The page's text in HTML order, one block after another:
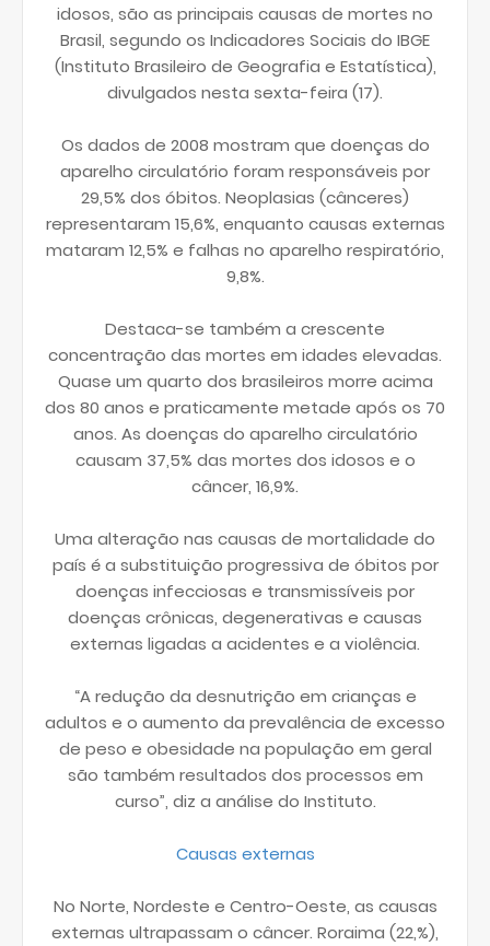
idosos, são as principais causas de mortes no
Brasil, segundo os Indicadores Sociais do IBGE
(Instituto Brasileiro de Geografia e Estatística),
divulgados nesta sexta-feira (17).
Os dados de 2008 mostram que doenças do
aparelho circulatório foram responsáveis por
29,5% dos óbitos. Neoplasias (cânceres)
representaram 15,6%, enquanto causas externas
mataram 12,5% e falhas no aparelho respiratório,
9,8%.
Destaca-se também a crescente
concentração das mortes em idades elevadas.
Quase um quarto dos brasileiros morre acima
dos 80 anos e praticamente metade após os 70
anos. As doenças do aparelho circulatório
causam 37,5% das mortes dos idosos e o
câncer, 16,9%.
Uma alteração nas causas de mortalidade do
país é a substituição progressiva de óbitos por
doenças infecciosas e transmissíveis por
doenças crônicas, degenerativas e causas
externas ligadas a acidentes e a violência.
“A redução da desnutrição em crianças e
adultos e o aumento da prevalência de excesso
de peso e obesidade na população em geral
são também resultados dos processos em
curso”, diz a análise do Instituto.
Causas externas
No Norte, Nordeste e Centro-Oeste, as causas
externas ultrapassam o câncer. Roraima (22,%),